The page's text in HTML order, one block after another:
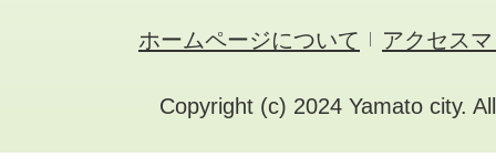
ホームページについて アクセス
Copyright (c) 2024 Yamato city.